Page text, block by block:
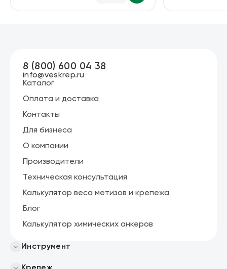
Инструмент
Каталог
Оплата и доставка
Контакты
Для бизнеса
О компании
Производители
Техническая консультация
Калькулятор веса метизов и крепежа
Блог
Калькулятор химических анкеров
8 (800) 600 04 38
info@veskrep.ru